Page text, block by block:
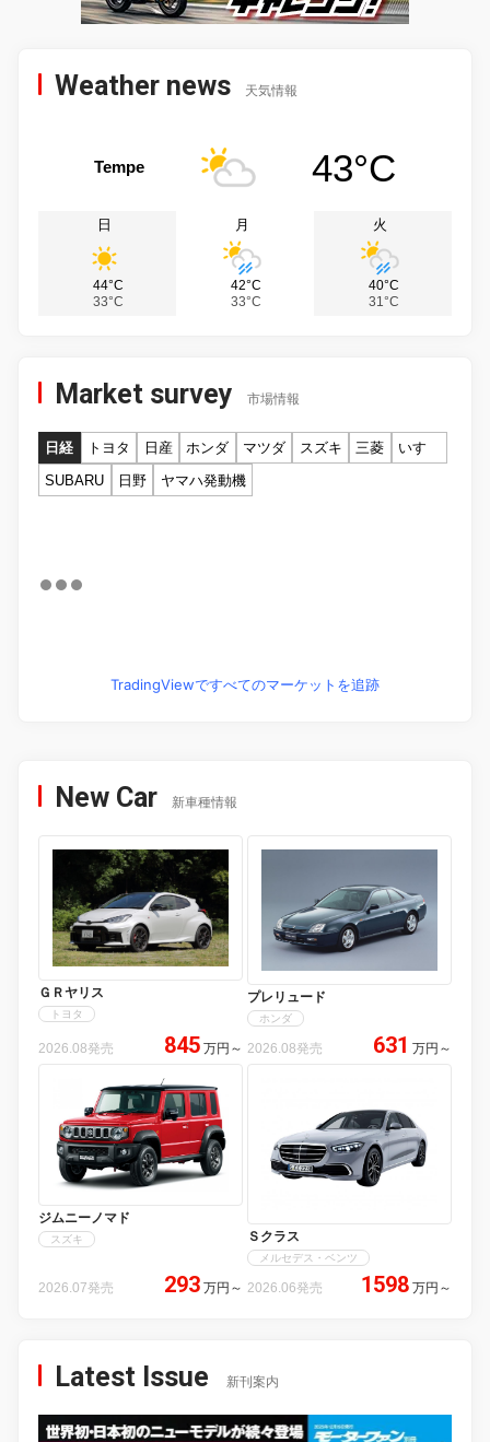
Weather news 天気情報
Tempe 43°C
日
44°C
33°C
月
42°C
33°C
火
40°C
31°C
Market survey 市場情報
日経 トヨタ 日産 ホンダ マツダ スズキ 三菱
いすゞ
SUBARU
日野 ヤマハ発動機
TradingViewですべてのマーケットを追跡
New Car 新車種情報
ＧＲヤリス
トヨタ
2026.08発売 845 万円 ～
プレリュード
ホンダ
2026.08発売 631 万円 ～
ジムニーノマド
スズキ
2026.07発売 293 万円 ～
Ｓクラス
メルセデス・ベンツ
2026.06発売 1598 万円 ～
Latest Issue 新刊案内